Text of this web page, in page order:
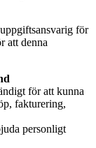
för
att denna
för att kunna
fakturering,
personligt